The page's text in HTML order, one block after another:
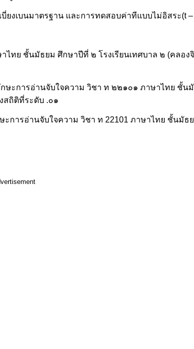
งเบนมาตรฐาน และการทดสอบค่าทีแบบไม่อิสระ(t –
ทย ชั้นมัธยม ศึกษาปีที่ ๒ โรงเรียนเทศบาล ๒ (คลอง
ษะการอ่านจับใจความ วิชา ท ๒๒๑๐๑ ภาษาไทย ชั้น
สถิติที่ระดับ .๐๑
ารอ่านจับใจความ วิชา ท 22101 ภาษาไทย ชั้นมัธ